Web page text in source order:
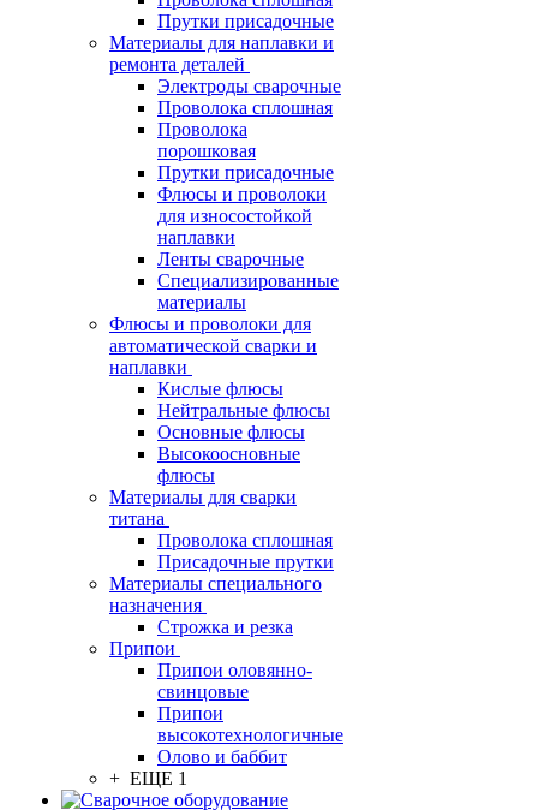
Прутки присадочные
Материалы для наплавки и
ремонта деталей
Электроды сварочные
Проволока сплошная
Проволока
порошковая
Прутки присадочные
Флюсы и проволоки
для износостойкой
наплавки
Ленты сварочные
Специализированные
материалы
Флюсы и проволоки для
автоматической сварки и
наплавки
Кислые флюсы
Нейтральные флюсы
Основные флюсы
Высокоосновные
флюсы
Материалы для сварки
титана
Проволока сплошная
Присадочные прутки
Материалы специального
назначения
Строжка и резка
Припои
Припои оловянно-
свинцовые
Припои
высокотехнологичные
Олово и баббит
+ ЕЩЕ 1